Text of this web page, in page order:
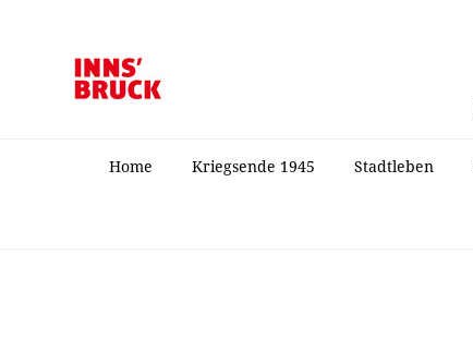
Home Kriegsende 1945 Stadtleben